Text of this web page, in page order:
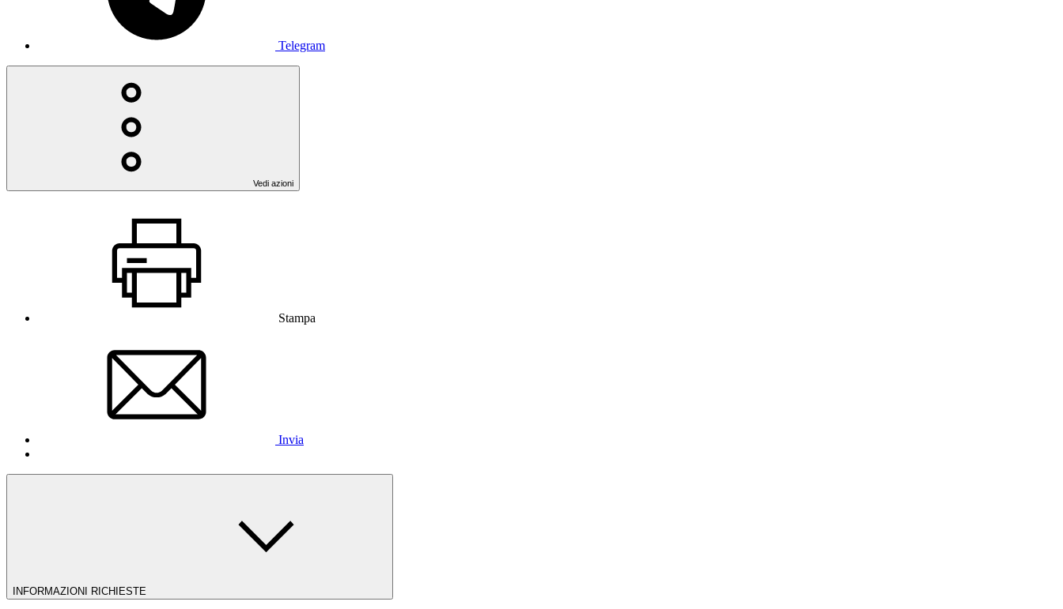
Telegram
Vedi azioni
Stampa
Invia
INFORMAZIONI RICHIESTE